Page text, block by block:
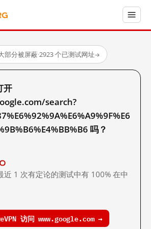
部分被屏蔽·2923 个已测试网址→
开
search?
吗？
1 次有定论的测试中有 100% 在中
访问 www.google.com →